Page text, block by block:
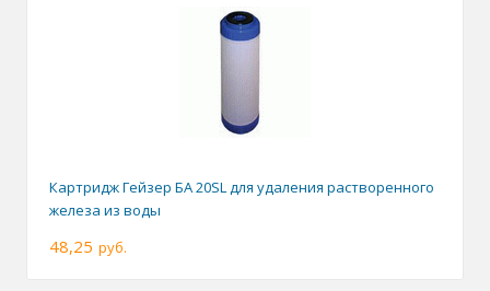
Картридж Гейзер БА 20SL для удаления растворенного
железа из воды
48,25 руб.